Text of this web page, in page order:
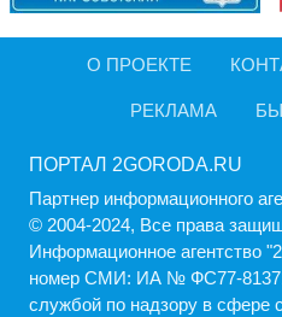
О ПРОЕКТЕ
РЕКЛАМА
ПОРТАЛ 2GORODA.RU
Партнер информационного
© 2004-2024, Все права
Информационное агентство
номер СМИ: ИА № ФС77-
службой по надзору в сфере